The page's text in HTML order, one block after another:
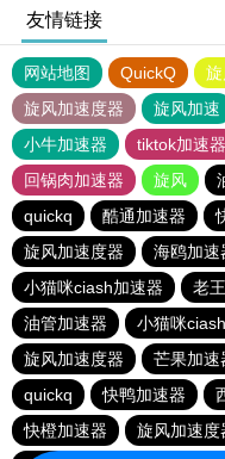
友情链接
网站地图 QuickQ
旋风加速度器
旋风加速
小牛加速器
tiktok加速器
回锅肉加速器
旋风
quickq
酷通加速器
旋风加速度器
海鸥加速
小猫咪ciash加速器
老
油管加速器
小猫咪
旋风加速度器
芒果加速
quickq
快鸭加速器
快橙加速器
旋风加速度